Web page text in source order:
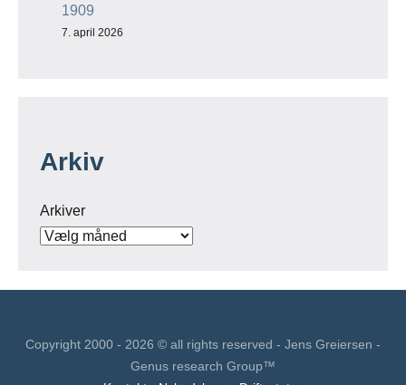
1909
7. april 2026
Arkiv
Arkiver
Copyright 2000 - 2026 © all rights reserved - Jens Greiersen -
Genus research Group™